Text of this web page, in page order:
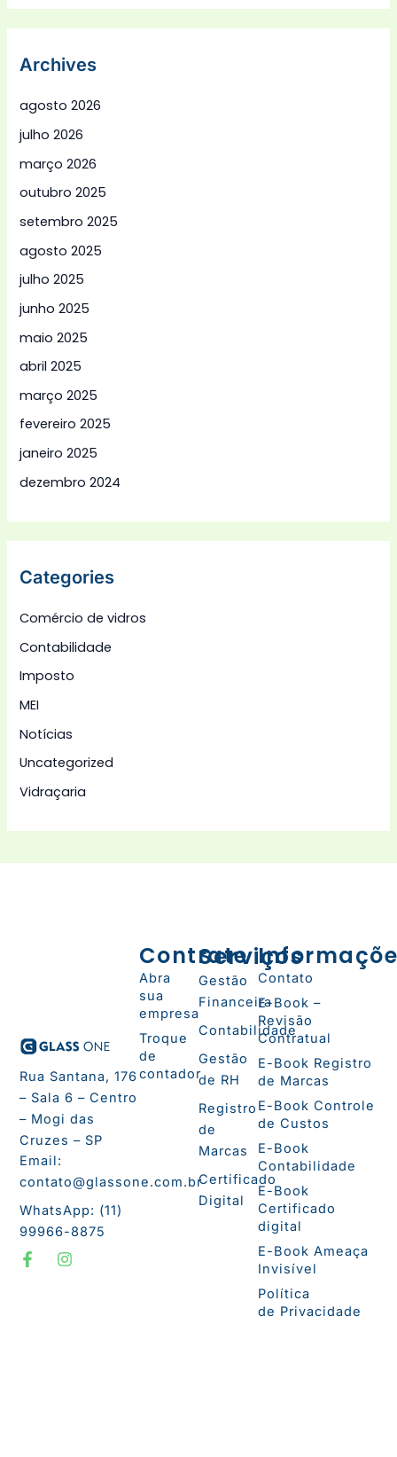
Archives
agosto 2026
julho 2026
março 2026
outubro 2025
setembro 2025
agosto 2025
julho 2025
junho 2025
maio 2025
abril 2025
março 2025
fevereiro 2025
janeiro 2025
dezembro 2024
Categories
Comércio de vidros
Contabilidade
Imposto
MEI
Notícias
Uncategorized
Vidraçaria
Rua Santana, 176
– Sala 6 – Centro
– Mogi das
Cruzes – SP
Email:
contato@glassone.com.br
WhatsApp: (11)
99966-8875
F
a
I
n
Serviços
Gestão
Financeira
Contabilidade
Gestão
de RH
Registro
de
Marcas
Certificado
Digital
Contrate
Abra
sua
empresa
Troque
de
contador
Contato
E-Book –
Revisão
Contratual
E-Book Registro
de Marcas
E-Book Controle
de Custos
E-Book
Contabilidade
E-Book
Certificado
digital
E-Book Ameaça
Invisível
Política
de Privacidade